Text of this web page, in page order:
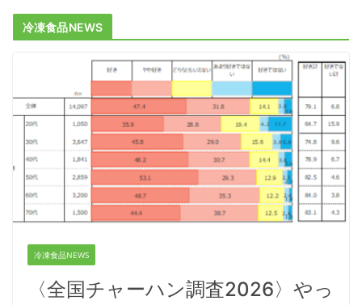
冷凍食品NEWS
冷凍食品NEWS
〈全国チャーハン調査2026〉やっ